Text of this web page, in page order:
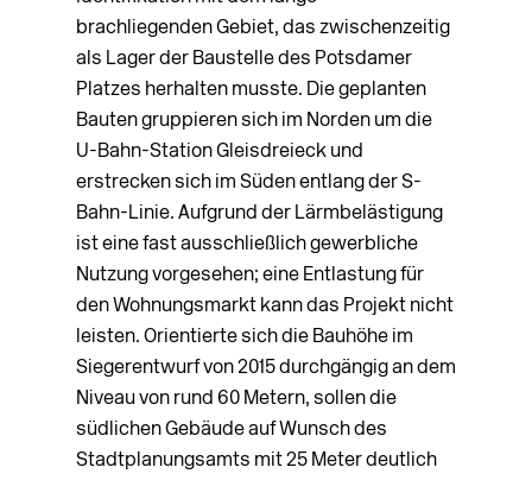
brachliegenden Gebiet, das zwischenzeitig
als Lager der Baustelle des Potsdamer
Platzes herhalten musste. Die geplanten
Bauten gruppieren sich im Norden um die
U-Bahn-Station Gleisdreieck und
erstrecken sich im Süden entlang der S-
Bahn-Linie. Aufgrund der Lärmbelästigung
ist eine fast ausschließlich gewerbliche
Nutzung vorgesehen; eine Entlastung für
den Wohnungsmarkt kann das Projekt nicht
leisten. Orientierte sich die Bauhöhe im
Siegerentwurf von 2015 durchgängig an dem
Niveau von rund 60 Metern, sollen die
südlichen Gebäude auf Wunsch des
Stadtplanungsamts mit 25 Meter deutlich